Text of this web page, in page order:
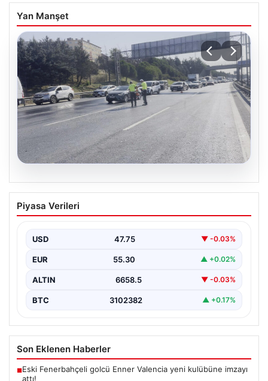
Yan Manşet
İstanbul TEM Otoyolu’nda 10 Araçlı
Zincirleme Kaza Trafiği Kilitledi
sabah saatlerinde trafik adeta durma noktasına geldi.
Edirne yönünde…
Piyasa Verileri
USD 47.75 ▼ -0.03%
EUR 55.30 ▲ +0.02%
ALTIN 6658.5 ▼ -0.03%
BTC 3102382 ▲ +0.17%
Son Eklenen Haberler
■Eski Fenerbahçeli golcü Enner Valencia yeni kulübüne imzayı
attı!